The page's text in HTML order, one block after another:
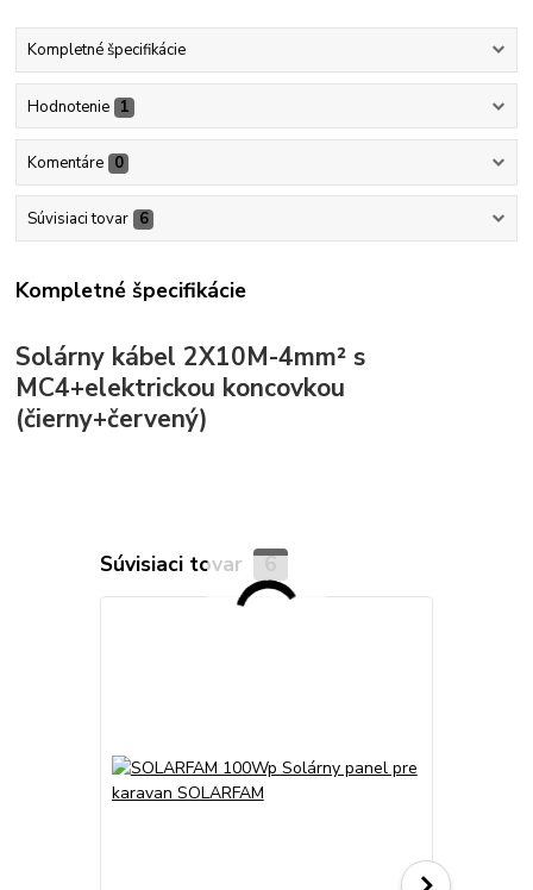
Kompletné špecifikácie
Hodnotenie 1
Komentáre 0
Súvisiaci tovar 6
Kompletné špecifikácie
Solárny kábel 2X10M-4mm² s
MC4+elektrickou koncovkou
(čierny+červený)
Súvisiaci tovar 6